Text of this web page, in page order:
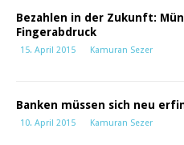
Bezahlen in der Zukunft:
Fingerabdruck
15. April 2015 Kamuran Sezer
Banken müssen sich neu
10. April 2015 Kamuran Sezer